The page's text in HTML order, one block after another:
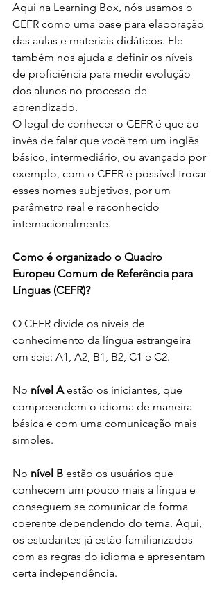
Aqui na Learning Box, nós usamos o
CEFR como uma base para elaboração
das aulas e materiais didáticos. Ele
também nos ajuda a definir os níveis
de proficiência para medir evolução
dos alunos no processo de
aprendizado.
O legal de conhecer o CEFR é que ao
invés de falar que você tem um inglês
básico, intermediário, ou avançado por
exemplo, com o CEFR é possível trocar
esses nomes subjetivos, por um
parâmetro real e reconhecido
internacionalmente.
Como é organizado o Quadro
Europeu Comum de Referência para
Línguas (CEFR)?
O CEFR divide os níveis de
conhecimento da língua estrangeira
em seis: A1, A2, B1, B2, C1 e C2.
No nível A estão os iniciantes, que
compreendem o idioma de maneira
básica e com uma comunicação mais
simples.
No nível B estão os usuários que
conhecem um pouco mais a língua e
conseguem se comunicar de forma
coerente dependendo do tema. Aqui,
os estudantes já estão familiarizados
com as regras do idioma e apresentam
certa independência.